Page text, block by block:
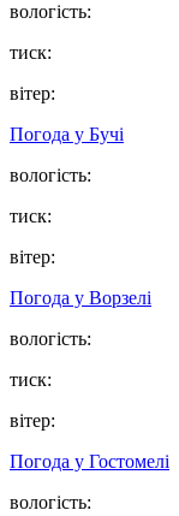
вологість:
тиск:
вітер:
Погода у Бучі
вологість:
тиск:
вітер:
Погода у Ворзелі
вологість:
тиск:
вітер:
Погода у Гостомелі
вологість: